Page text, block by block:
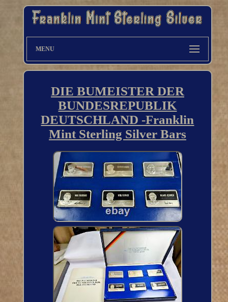
MENU
DIE BUMEISTER DER
BUNDESREPUBLIK
DEUTSCHLAND -Franklin
Mint Sterling Silver Bars